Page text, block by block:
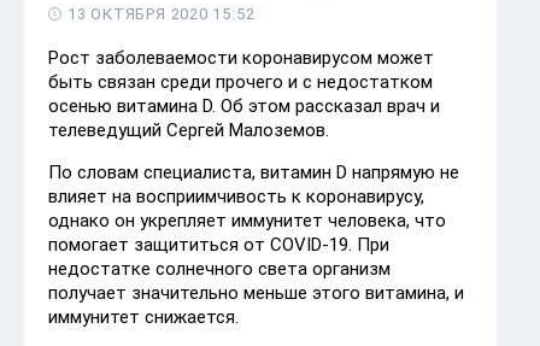
13 ОКТЯБРЯ 2020 15:52
Рост заболеваемости коронавирусом может
быть связан среди прочего и с недостатком
осенью витамина D. Об этом рассказал врач и
телеведущий Сергей Малоземов.
По словам специалиста, витамин D напрямую не
влияет на восприимчивость к коронавирусу,
однако он укрепляет иммунитет человека, что
помогает защититься от COVID-19. При
недостатке солнечного света организм
получает значительно меньше этого витамина, и
иммунитет снижается.